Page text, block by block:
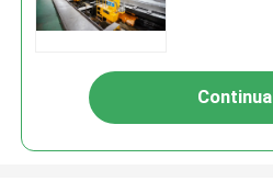
Continua